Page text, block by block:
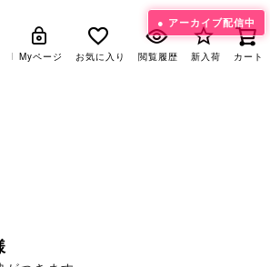
Myページ お気に入り 閲覧履歴 新入荷 カート
Myページ お気に入り 閲覧履歴 新入荷 カート
アーカイブ配信中